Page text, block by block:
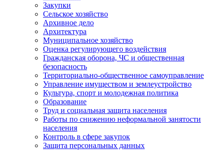
Закупки
Сельское хозяйство
Архивное дело
Архитектура
Муниципальное хозяйство
Оценка регулирующего воздействия
Гражданская оборона, ЧС и общественная
безопасность
Территориально-общественное самоуправление
Управление имуществом и землеустройство
Культура, спорт и молодежная политика
Образование
Труд и социальная защита населения
Работы по снижению неформальной занятости
населения
Контроль в сфере закупок
Защита персональных данных